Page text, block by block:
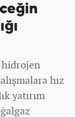
hidrojen
hız
yatırım